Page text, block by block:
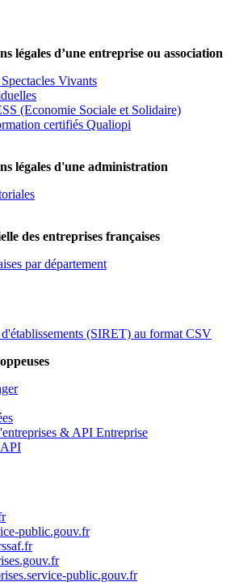
légales d’une entreprise ou association
Vivants
(Economie Sociale et Solidaire)
certifiés Qualiopi
légales d'une administration
des entreprises françaises
par département
(SIRET) au format CSV
& API Entreprise
public.gouv.fr
public.gouv.fr